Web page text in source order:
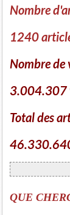
Nombre
1240
Nombre de
3.004.307
Total des
QUE